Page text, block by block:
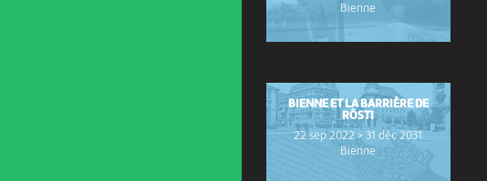
Bienne
BIENNE ET LA BARRIÈRE DE
RÖSTI
22 sep 2022 > 31 déc 2031
Bienne